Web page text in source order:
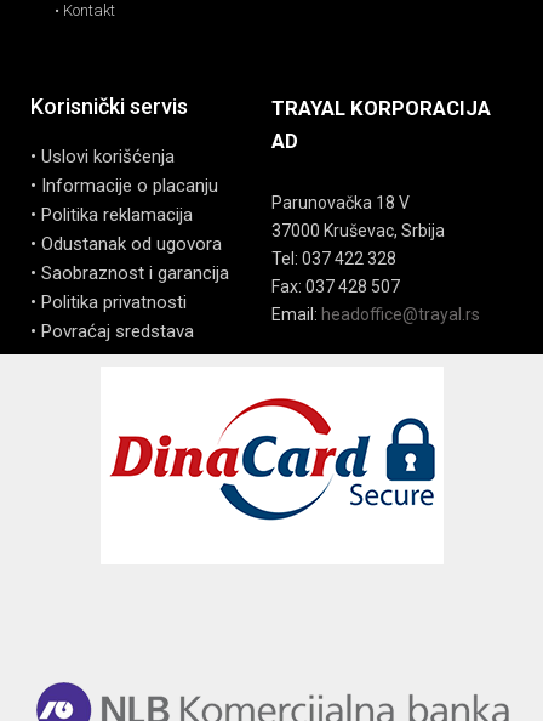
• Kontakt
Korisnički servis
• Uslovi korišćenja
• Informacije o placanju
• Politika reklamacija
• Odustanak od ugovora
• Saobraznost i garancija
• Politika privatnosti
• Povraćaj sredstava
TRAYAL KORPORACIJA
AD
Parunovačka 18 V
37000 Kruševac, Srbija
Tel: 037 422 328
Fax: 037 428 507
Email: headoffice@trayal.rs